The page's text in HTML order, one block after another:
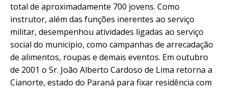
total de aproximadamente 700 jovens. Como
instrutor, além das funções inerentes ao serviço
militar, desempenhou atividades ligadas ao serviço
social do município, como campanhas de arrecadação
de alimentos, roupas e demais eventos. Em outubro
de 2001 o Sr. João Alberto Cardoso de Lima retorna a
Cianorte, estado do Paraná para fixar residência com